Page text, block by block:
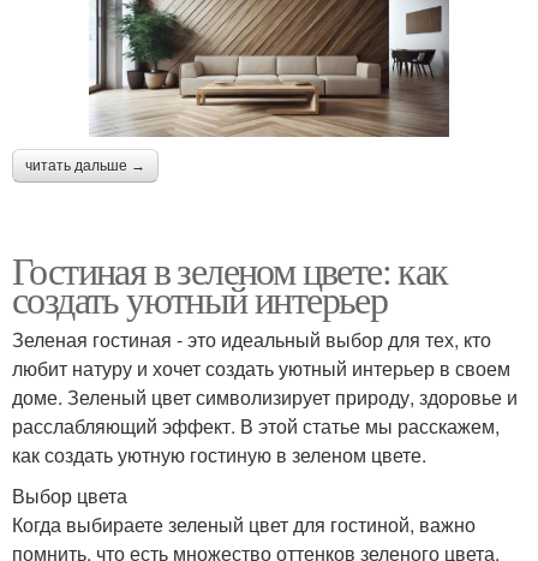
читать дальше →
Гостиная в зеленом цвете: как
создать уютный интерьер
Зеленая гостиная - это идеальный выбор для тех, кто
любит натуру и хочет создать уютный интерьер в своем
доме. Зеленый цвет символизирует природу, здоровье и
расслабляющий эффект. В этой статье мы расскажем,
как создать уютную гостиную в зеленом цвете.
Выбор цвета
Когда выбираете зеленый цвет для гостиной, важно
помнить, что есть множество оттенков зеленого цвета.